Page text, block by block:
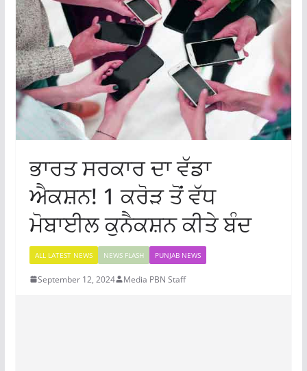
ਭਾਰਤ ਸਰਕਾਰ ਦਾ ਵੱਡਾ
ਐਕਸ਼ਨ! 1 ਕਰੋੜ ਤੋਂ ਵੱਧ
ਮੋਬਾਈਲ ਕੁਨੈਕਸ਼ਨ ਕੀਤੇ ਬੰਦ
ALL LATEST NEWS NEWS FLASH PUNJAB NEWS
September 12, 2024 Media PBN Staff